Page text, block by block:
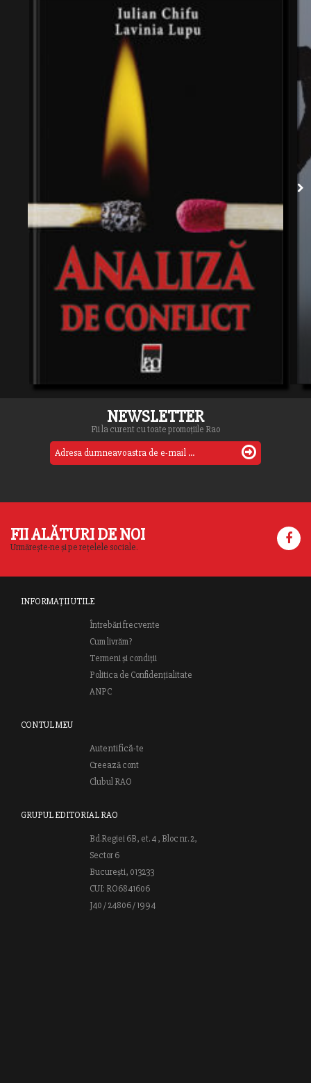
NEWSLETTER
Fii la curent cu toate promoțiile Rao
FII ALĂTURI DE NOI
Urmărește-ne și pe rețelele sociale.
INFORMAȚII UTILE
Întrebări frecvente
Cum livrăm?
Termeni și condiții
Politica de Confidențialitate
ANPC
CONTUL MEU
Autentifică-te
Creează cont
Clubul RAO
GRUPUL EDITORIAL RAO
Bd.Regiei 6B, et. 4 , Bloc nr. 2,
Sector 6
București, 013233
CUI: RO6841606
J40 / 24806 / 1994